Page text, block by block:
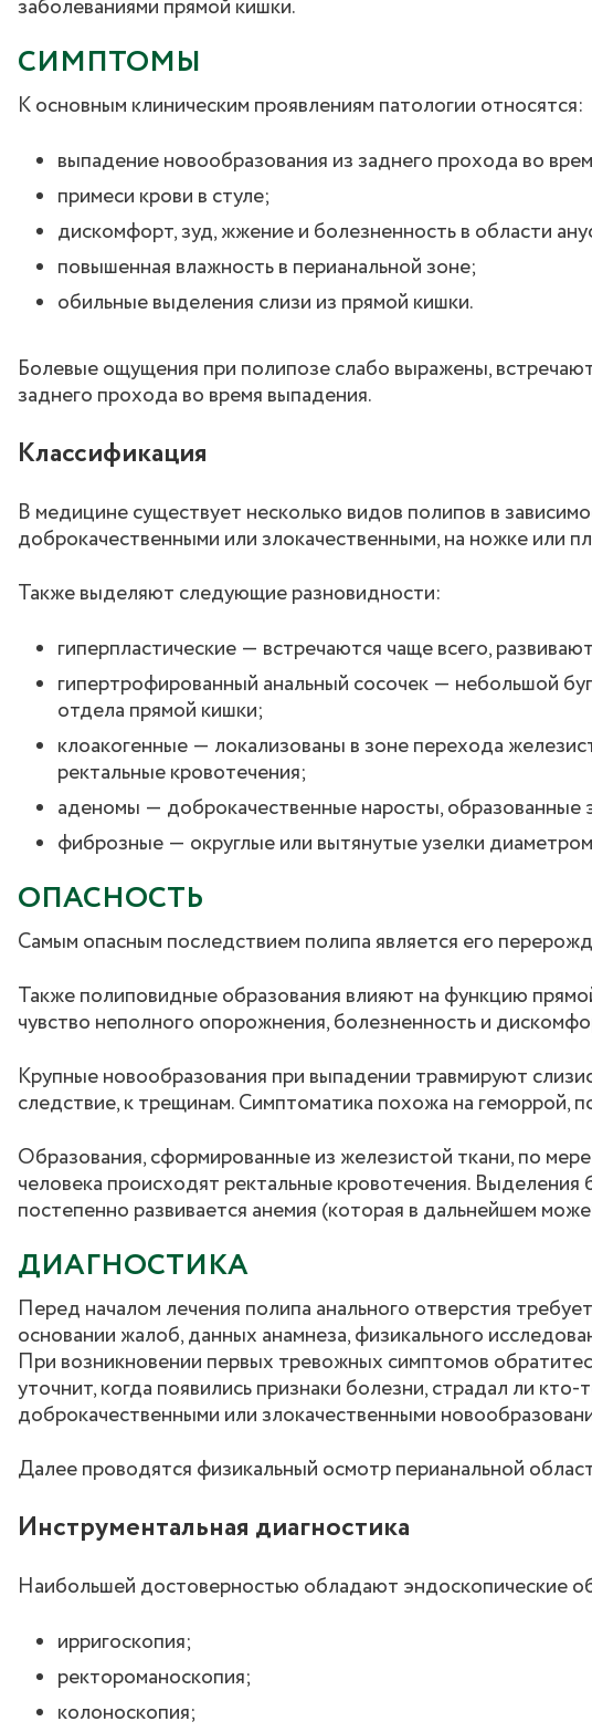
заболеваниями прямой кишки.
СИМПТОМЫ
К основным клиническим проявлениям патологии относятся:
выпадение новообразования из заднего прохода во
примеси крови в стуле;
дискомфорт, зуд, жжение и болезненность в области
повышенная влажность в перианальной зоне;
обильные выделения слизи из прямой кишки.
Болевые ощущения при полипозе слабо выражены,
заднего прохода во время выпадения.
Классификация
В медицине существует несколько видов полипов в
доброкачественными или злокачественными, на ножке или
Также выделяют следующие разновидности:
гиперпластические ― встречаются чаще всего,
гипертрофированный анальный сосочек ― небольшой
отдела прямой кишки;
клоакогенные ― локализованы в зоне перехода
ректальные кровотечения;
аденомы ― доброкачественные наросты, образованные
фиброзные ― округлые или вытянутые узелки
ОПАСНОСТЬ
Самым опасным последствием полипа является его
Также полиповидные образования влияют на функцию
чувство неполного опорожнения, болезненность и
Крупные новообразования при выпадении травмируют
следствие, к трещинам. Симптоматика похожа на геморрой,
Образования, сформированные из железистой ткани, по
человека происходят ректальные кровотечения.
постепенно развивается анемия (которая в дальнейшем
ДИАГНОСТИКА
Перед началом лечения полипа анального отверстия
основании жалоб, данных анамнеза, физикального
При возникновении первых тревожных симптомов
уточнит, когда появились признаки болезни, страдал ли
доброкачественными или злокачественными
Далее проводятся физикальный осмотр перианальной
Инструментальная диагностика
Наибольшей достоверностью обладают эндоскопические
ирригоскопия;
ректороманоскопия;
колоноскопия;